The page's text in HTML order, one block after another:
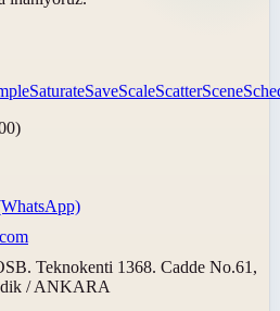
SaturateSaveScaleScatterScene
Teknokenti 1368. Cadde No.61,
/ ANKARA